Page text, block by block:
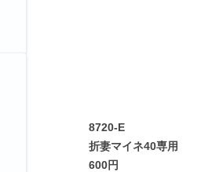
8720-E
折妻マイネ40専用
600円